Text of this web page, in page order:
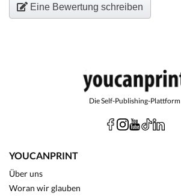
Eine Bewertung schreiben
Die Self-Publishing-Plattform
YOUCANPRINT
Über uns
Woran wir glauben